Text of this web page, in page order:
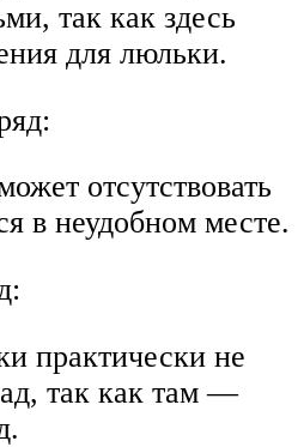
так как здесь
для люльки.
отсутствовать
в неудобном месте.
практически не
так как там —